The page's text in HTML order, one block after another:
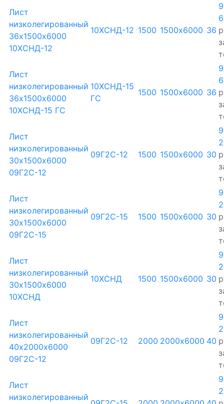
Лист
низколегированный
36х1500х6000
10ХСНД-12
10ХСНД-12 1500 1500х6000 36
Лист
низколегированный
36х1500х6000
10ХСНД-15 ГС
10ХСНД-15
ГС
1500 1500х6000 36
Лист
низколегированный
30х1500х6000
09Г2С-12
09Г2С-12 1500 1500х6000 30
Лист
низколегированный
30х1500х6000
09Г2С-15
09Г2С-15 1500 1500х6000 30
Лист
низколегированный
30х1500х6000
10ХСНД
10ХСНД 1500 1500х6000 30
Лист
низколегированный
40х2000х6000
09Г2С-12
09Г2С-12 2000 2000х6000 40
Лист
низколегированный